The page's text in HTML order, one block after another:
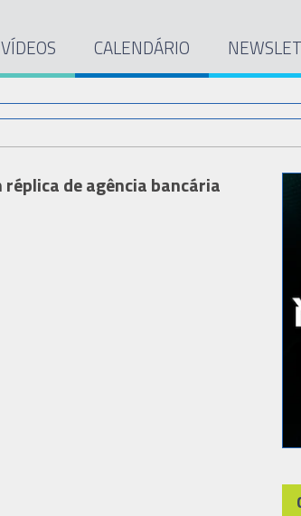
VÍDEOS CALENDÁRIO
réplica de agência bancária